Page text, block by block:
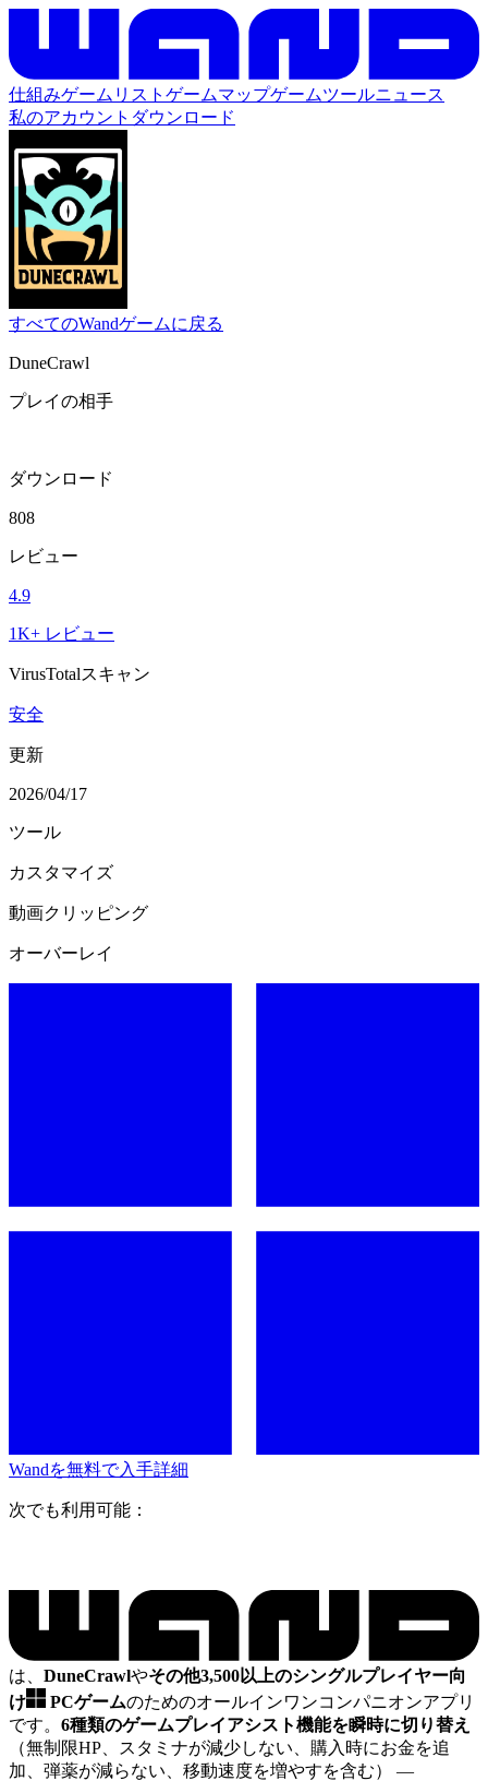
仕組みゲームリスト ゲームマップゲームツールニュース
私のアカウント ダウンロード
すべてのWandゲームに戻る
DuneCrawl
プレイの相手
ダウンロード
808
レビュー
4.9
1K+ レビュー
VirusTotalスキャン
安全
更新
2026/04/17
ツール
カスタマイズ
動画クリッピング
オーバーレイ
Wandを無料で入手詳細
次でも利用可能：
は、 DuneCrawlやその他3,500以上のシングルプレイヤー向
け
PCゲームのためのオールインワンコンパニオンアプリ
です。 6種類のゲームプレイアシスト機能を瞬時に切り替え
（無制限HP、スタミナが減少しない、購入時にお金を追
加、弾薬が減らない、移動速度を増やすを含む） —